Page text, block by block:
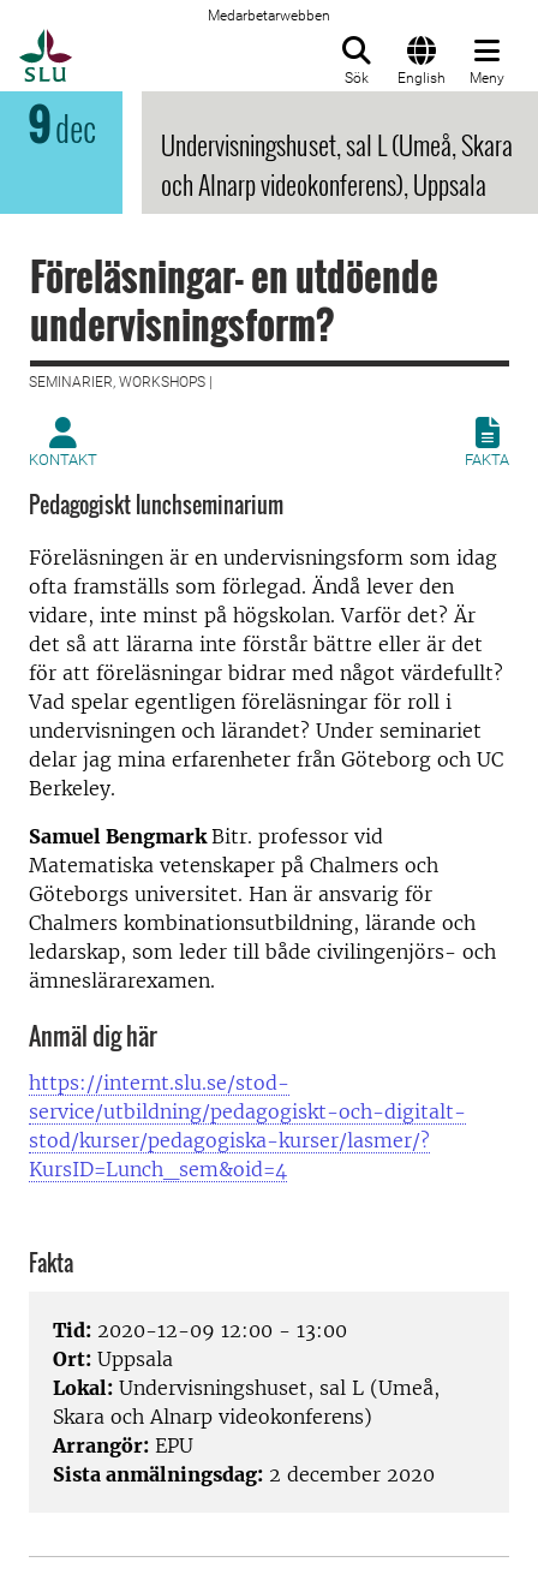
Medarbetarwebben
Sök English Meny
9dec
Undervisningshuset, sal L (Umeå, Skara
och Alnarp videokonferens), Uppsala
Föreläsningar- en utdöende
undervisningsform?
SEMINARIER, WORKSHOPS |
KONTAKT FAKTA
Pedagogiskt lunchseminarium
Föreläsningen är en undervisningsform som idag
ofta framställs som förlegad. Ändå lever den
vidare, inte minst på högskolan. Varför det? Är
det så att lärarna inte förstår bättre eller är det
för att föreläsningar bidrar med något värdefullt?
Vad spelar egentligen föreläsningar för roll i
undervisningen och lärandet? Under seminariet
delar jag mina erfarenheter från Göteborg och UC
Berkeley.
Samuel BengmarkBitr. professor vid
Matematiska vetenskaper på Chalmers och
Göteborgs universitet. Han är ansvarig för
Chalmers kombinationsutbildning, lärande och
ledarskap, som leder till både civilingenjörs- och
ämneslärarexamen.
Anmäl dig här
https://internt.slu.se/stod-
service/utbildning/pedagogiskt-och-digitalt-
stod/kurser/pedagogiska-kurser/lasmer/?
KursID=Lunch_sem&oid=4
Fakta
Tid: 2020-12-09 12:00 - 13:00
Ort: Uppsala
Lokal: Undervisningshuset, sal L (Umeå,
Skara och Alnarp videokonferens)
Arrangör: EPU
Sista anmälningsdag: 2 december 2020